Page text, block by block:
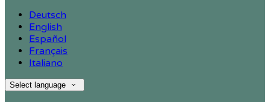
Deutsch
English
Español
Français
Italiano
Select language